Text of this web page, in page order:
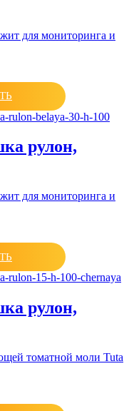
для мониторинга и
рулон,
для мониторинга и
рулон,
томатной моли Tuta